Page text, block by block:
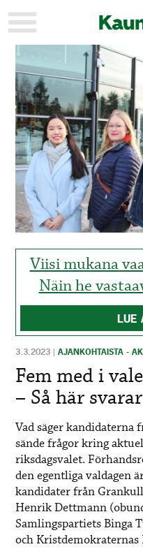
KAUPUNKI
AJANKOHTAISTA
URHEILU
KULTTUURI
HISTORIA
YLEINEN
MAINOSTAJILLE
Viisi mukana
Näin he
LUE
3.3.2023 |AJANKOHTAISTA -
Fem med i
– Så här
Vad säger
sände frågor kring
riksdagsvalet.
den egentliga valdagen
kandidater från
Henrik Dettmann
Samlingspartiets Binga
och Kristdemokraternas